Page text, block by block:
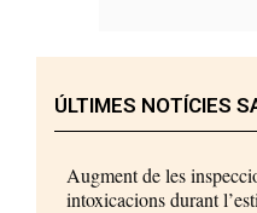
ÚLTIMES NOTÍCIES
Augment de les
intoxicacions durant